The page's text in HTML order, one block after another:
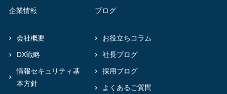
企業情報
会社概要
DX戦略
情報セキュリティ基
本方針
ブログ
お役立ちコラム
社長ブログ
採用ブログ
よくあるご質問